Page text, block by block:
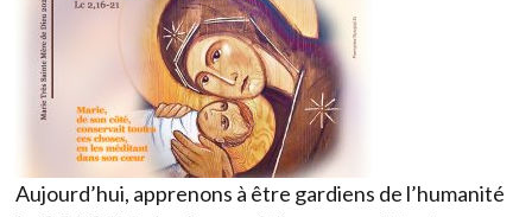
Aujourd’hui, apprenons à être gardiens de l’humanité